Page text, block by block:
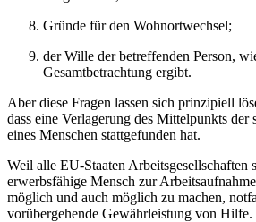
Gründe für den Wohnortwechsel;
der Wille der betreffenden Person,
Gesamtbetrachtung ergibt.
Aber diese Fragen lassen sich prinzipiell
dass eine Verlagerung des Mittelpunkts der
eines Menschen stattgefunden hat.
Weil alle EU-Staaten Arbeitsgesellschaften
erwerbsfähige Mensch zur
möglich und auch möglich zu machen,
vorübergehende Gewährleistung von Hilfe.